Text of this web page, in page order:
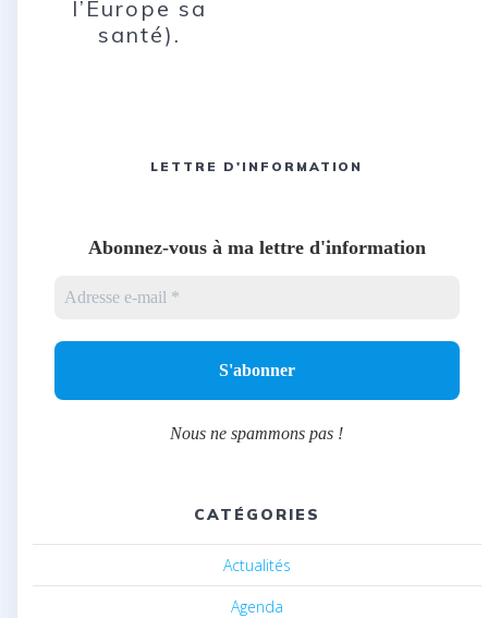
l’Europe sa
santé).
LETTRE D'INFORMATION
Abonnez-vous à ma lettre d'information
Nous ne spammons pas !
CATÉGORIES
Actualités
Agenda